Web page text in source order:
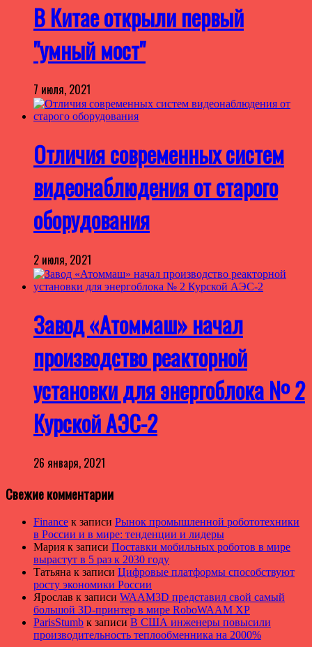
В Китае открыли первый
"умный мост"
7 июля, 2021
Отличия современных систем
видеонаблюдения от старого
оборудования
2 июля, 2021
Завод «Атоммаш» начал
производство реакторной
установки для энергоблока № 2
Курской АЭС-2
26 января, 2021
Свежие комментарии
Finance к записи Рынок промышленной робототехники
в России и в мире: тенденции и лидеры
Мария к записи Поставки мобильных роботов в мире
вырастут в 5 раз к 2030 году
Татьяна к записи Цифровые платформы способствуют
росту экономики России
Ярослав к записи WAAM3D представил свой самый
большой 3D-принтер в мире RoboWAAM XP
ParisStumb к записи В США инженеры повысили
производительность теплообменника на 2000%